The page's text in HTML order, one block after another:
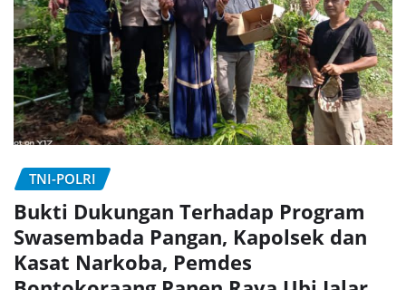
TNI-POLRI
Bukti Dukungan Terhadap Program
Swasembada Pangan, Kapolsek dan
Kasat Narkoba, Pemdes